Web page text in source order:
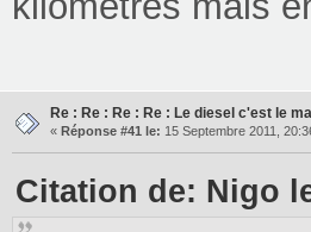
Re : Re : Re : Re : Le diesel c'est le
« Réponse #41 le: 15 Septembre 2011,
Citation de: Nigo